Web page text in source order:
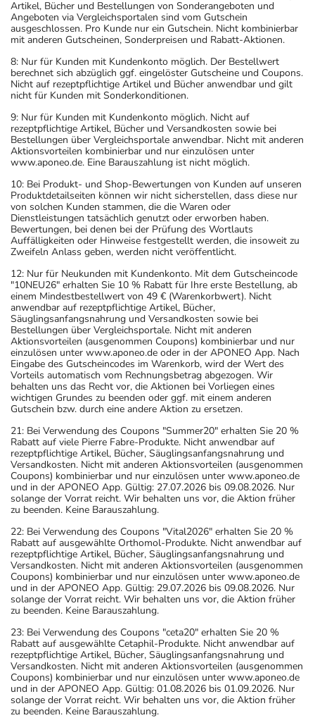
Artikel, Bücher und Bestellungen von Sonderangeboten und
Angeboten via Vergleichsportalen sind vom Gutschein
ausgeschlossen. Pro Kunde nur ein Gutschein. Nicht kombinierbar
mit anderen Gutscheinen, Sonderpreisen und Rabatt-Aktionen.
8: Nur für Kunden mit Kundenkonto möglich. Der Bestellwert
berechnet sich abzüglich ggf. eingelöster Gutscheine und Coupons.
Nicht auf rezeptpflichtige Artikel und Bücher anwendbar und gilt
nicht für Kunden mit Sonderkonditionen.
9: Nur für Kunden mit Kundenkonto möglich. Nicht auf
rezeptpflichtige Artikel, Bücher und Versandkosten sowie bei
Bestellungen über Vergleichsportale anwendbar. Nicht mit anderen
Aktionsvorteilen kombinierbar und nur einzulösen unter
www.aponeo.de. Eine Barauszahlung ist nicht möglich.
10: Bei Produkt- und Shop-Bewertungen von Kunden auf unseren
Produktdetailseiten können wir nicht sicherstellen, dass diese nur
von solchen Kunden stammen, die die Waren oder
Dienstleistungen tatsächlich genutzt oder erworben haben.
Bewertungen, bei denen bei der Prüfung des Wortlauts
Auffälligkeiten oder Hinweise festgestellt werden, die insoweit zu
Zweifeln Anlass geben, werden nicht veröffentlicht.
12: Nur für Neukunden mit Kundenkonto. Mit dem Gutscheincode
"10NEU26" erhalten Sie 10 % Rabatt für Ihre erste Bestellung, ab
einem Mindestbestellwert von 49 € (Warenkorbwert). Nicht
anwendbar auf rezeptpflichtige Artikel, Bücher,
Säuglingsanfangsnahrung und Versandkosten sowie bei
Bestellungen über Vergleichsportale. Nicht mit anderen
Aktionsvorteilen (ausgenommen Coupons) kombinierbar und nur
einzulösen unter www.aponeo.de oder in der APONEO App. Nach
Eingabe des Gutscheincodes im Warenkorb, wird der Wert des
Vorteils automatisch vom Rechnungsbetrag abgezogen. Wir
behalten uns das Recht vor, die Aktionen bei Vorliegen eines
wichtigen Grundes zu beenden oder ggf. mit einem anderen
Gutschein bzw. durch eine andere Aktion zu ersetzen.
21: Bei Verwendung des Coupons "Summer20" erhalten Sie 20 %
Rabatt auf viele Pierre Fabre-Produkte. Nicht anwendbar auf
rezeptpflichtige Artikel, Bücher, Säuglingsanfangsnahrung und
Versandkosten. Nicht mit anderen Aktionsvorteilen (ausgenommen
Coupons) kombinierbar und nur einzulösen unter www.aponeo.de
und in der APONEO App. Gültig: 27.07.2026 bis 09.08.2026. Nur
solange der Vorrat reicht. Wir behalten uns vor, die Aktion früher
zu beenden. Keine Barauszahlung.
22: Bei Verwendung des Coupons "Vital2026" erhalten Sie 20 %
Rabatt auf ausgewählte Orthomol-Produkte. Nicht anwendbar auf
rezeptpflichtige Artikel, Bücher, Säuglingsanfangsnahrung und
Versandkosten. Nicht mit anderen Aktionsvorteilen (ausgenommen
Coupons) kombinierbar und nur einzulösen unter www.aponeo.de
und in der APONEO App. Gültig: 29.07.2026 bis 09.08.2026. Nur
solange der Vorrat reicht. Wir behalten uns vor, die Aktion früher
zu beenden. Keine Barauszahlung.
23: Bei Verwendung des Coupons "ceta20" erhalten Sie 20 %
Rabatt auf ausgewählte Cetaphil-Produkte. Nicht anwendbar auf
rezeptpflichtige Artikel, Bücher, Säuglingsanfangsnahrung und
Versandkosten. Nicht mit anderen Aktionsvorteilen (ausgenommen
Coupons) kombinierbar und nur einzulösen unter www.aponeo.de
und in der APONEO App. Gültig: 01.08.2026 bis 01.09.2026. Nur
solange der Vorrat reicht. Wir behalten uns vor, die Aktion früher
zu beenden. Keine Barauszahlung.